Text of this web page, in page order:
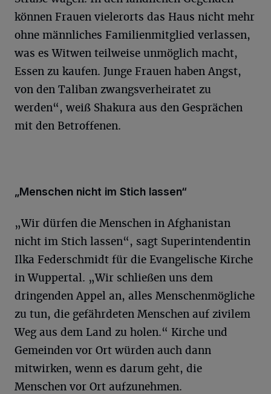
können Frauen vielerorts das Haus nicht mehr
ohne männliches Familienmitglied verlassen,
was es Witwen teilweise unmöglich macht,
Essen zu kaufen. Junge Frauen haben Angst,
von den Taliban zwangsverheiratet zu
werden“, weiß Shakura aus den Gesprächen
mit den Betroffenen.
„Menschen nicht im Stich lassen“
„Wir dürfen die Menschen in Afghanistan
nicht im Stich lassen“, sagt Superintendentin
Ilka Federschmidt für die Evangelische Kirche
in Wuppertal. „Wir schließen uns dem
dringenden Appel an, alles Menschenmögliche
zu tun, die gefährdeten Menschen auf zivilem
Weg aus dem Land zu holen.“ Kirche und
Gemeinden vor Ort würden auch dann
mitwirken, wenn es darum geht, die
Menschen vor Ort aufzunehmen.